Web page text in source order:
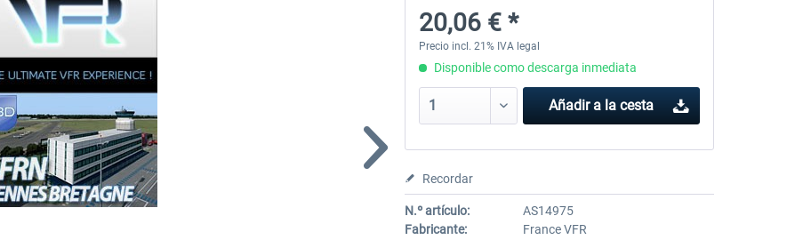
20,06 € *
Precio incl. 21% IVA legal
Disponible como descarga inmediata
Añadir a la cesta
Recordar
N.º artículo:
AS14975
Fabricante:
France VFR